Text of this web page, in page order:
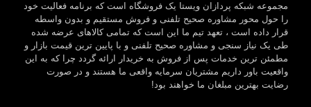
مجموعه شبکه پردازان ویستا یک فروشگاه است که برنامه فعالیت خود
را حول محور مشاوره صحیح تلفنی و فروش مستقیم و بدون واسطه
قرار داده است ، تعهد تیم ما این است که تمامی کالاهای عرضه شده
طی یک نیاز سنجی و مشاوره صحیح تلفنی و با پایین ترین قیمت بازار و
مطمئن ترین خدمات پس از فروش به خریدار ارائه گردد چرا که به این
واقعیت باور داریم مشتریان سرمایه واقعی ما هستند و در صورت
رضایت بهترین مبلغان ما خواهند بود!